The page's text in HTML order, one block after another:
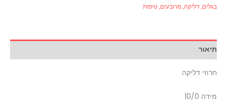
בגלים, דליקה, מרובעים, טיפות
תיאור
חרוזי דליקה
מידה 10/0